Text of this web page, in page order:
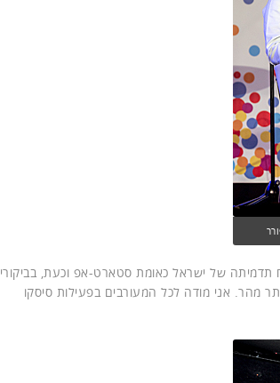
של ישראל כאומת סטארט-אפ וכעת, בביקורי
מהר. אני מודה לכל המעורבים בפעילות סיסקו